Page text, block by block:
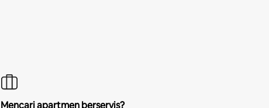
Mencari apartmen berservis?